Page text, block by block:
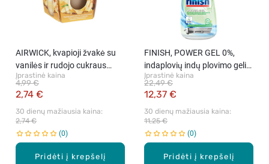
Pridėti į krepšelį
AIRWICK, kvapioji žvakė su
vanilės ir rudojo cukraus
aromatu, 105 g
Įprastinė kaina
2,74 €
4,99 €
30 dienų mažiausia kaina:
2,74 €
0
Pridėti į krepšelį
FINISH, POWER GEL 0%,
indaplovių indų plovimo gelis,
900 ml
Įprastinė kaina
12,37 €
22,49 €
30 dienų mažiausia kaina:
11,25 €
0